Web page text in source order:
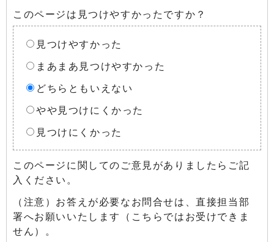
このページは見つけやすかったですか？
見つけやすかった
まあまあ見つけやすかった
どちらともいえない
やや見つけにくかった
見つけにくかった
このページに関してのご意見がありましたらご記
入ください。
（注意）お答えが必要なお問合せは、直接担当部
署へお願いいたします（こちらではお受けできま
せん）。